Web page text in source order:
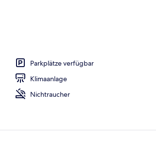
Parkplätze verfügbar
Klimaanlage
Nichtraucher